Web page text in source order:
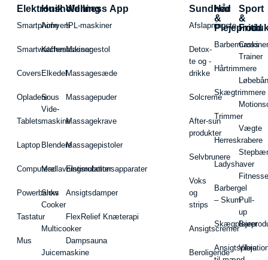
Elektronik
Smartphone
Smartwatches
Covers
Opladere
Tablets
Laptop
Computere
Powerbanks
Tastatur
Mus
Husholdning
Airfryers
Kaffemaskiner
Elkedel
Sous
Vide-
maskine
Blendere
Madlavningsrobotter
Slow
Cooker
Multicooker
Juicemaskine
Wellness App
IPL-maskiner
Massagestol
Massagesæde
Massagepuder
Massagekrave
Massagepistoler
Elstimulationsapparater
Ansigtsdamper
FlexRelief Knæterapi
Dampsauna
Sundhed
Afslapningste
Detox-
te og -
drikke
Solcreme
After-sun
produkter
Selvbrunere
Voks
og
strips
Ansigtscremer
Beroligende
Hår
&
Hårtrimmere
Skægtrimmere
Trimmer
Herreskrabere
Ladyshaver
Barbergel
– Skum
Ansigtspleje
Sport
&
Fritid
Cross
Trainer
Vægte
Pull-
up
Barer